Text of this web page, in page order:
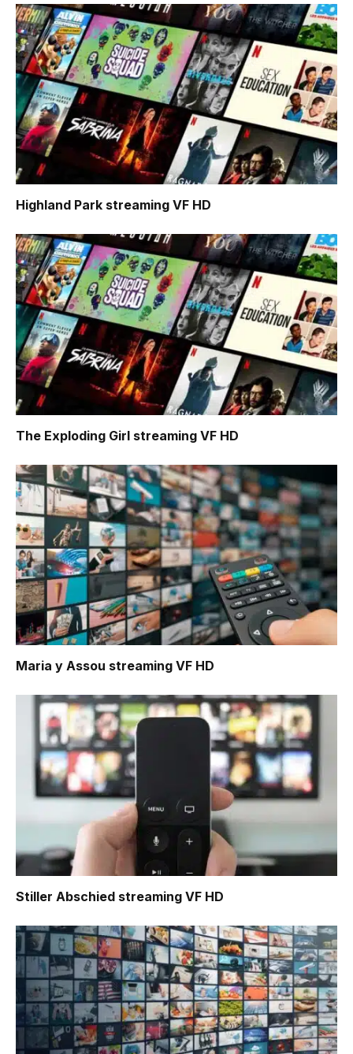
Highland Park streaming VF HD
The Exploding Girl streaming VF HD
Maria y Assou streaming VF HD
Stiller Abschied streaming VF HD